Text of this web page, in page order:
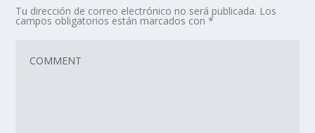
Tu dirección de correo electrónico no será publicada. Los
campos obligatorios están marcados con*